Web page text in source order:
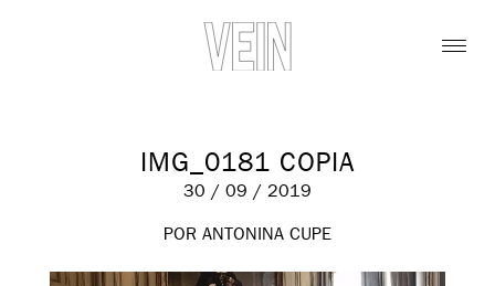
IMG_0181 COPIA
30 / 09 / 2019
POR ANTONINA CUPE